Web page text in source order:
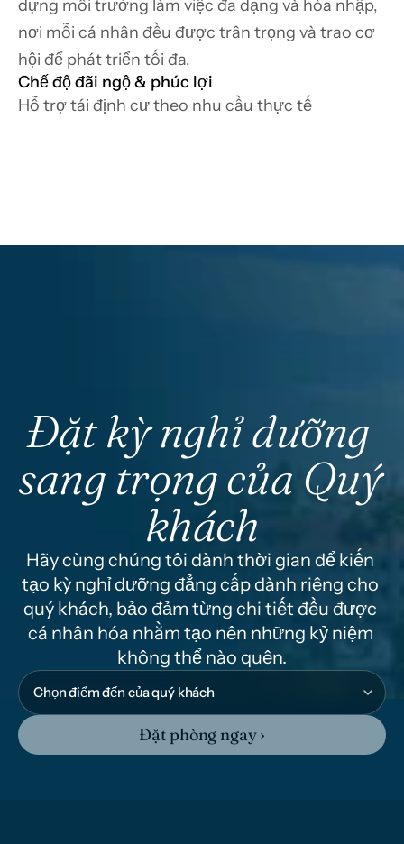
dựng môi trường làm việc đa dạng và hòa nhập,
nơi mỗi cá nhân đều được trân trọng và trao cơ
hội để phát triển tối đa.
Chế độ đãi ngộ & phúc lợi
Hỗ trợ tái định cư theo nhu cầu thực tế
Đặt kỳ nghỉ dưỡng
sang trọng của Quý
khách
Hãy cùng chúng tôi dành thời gian để kiến
tạo kỳ nghỉ dưỡng đẳng cấp dành riêng cho
quý khách, bảo đảm từng chi tiết đều được
cá nhân hóa nhằm tạo nên những kỷ niệm
không thể nào quên.
Đặt phòng ngay ›